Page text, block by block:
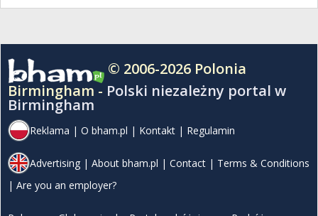
© 2006-2026 Polonia
Birmingham - Polski niezależny portal w
Birmingham
Reklama | O bham.pl | Kontakt | Regulamin
Advertising | About bham.pl | Contact | Terms & Conditions
| Are you an employer?